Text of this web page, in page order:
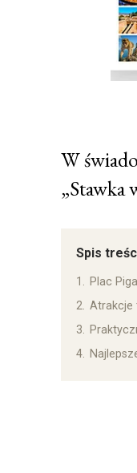
W
„Stawka
Spis
1. Plac
2. Atrakcje
3.
4.